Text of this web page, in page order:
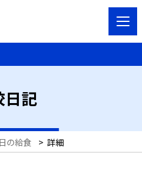
日記
の給食 > 詳細